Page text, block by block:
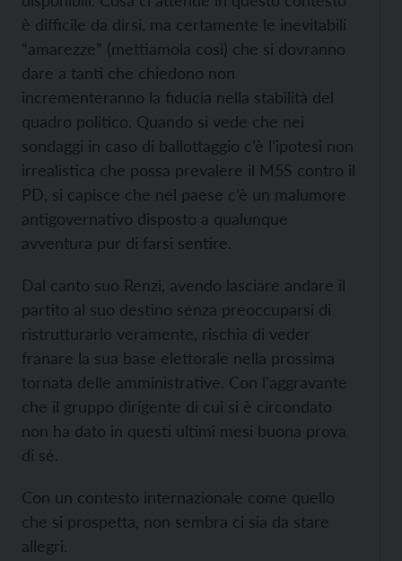
è difficile da dirsi, ma certamente le inevitabili
“amarezze” (mettiamola così) che si dovranno
dare a tanti che chiedono non
incrementeranno la fiducia nella stabilità del
quadro politico. Quando si vede che nei
sondaggi in caso di ballottaggio c’è l’ipotesi non
irrealistica che possa prevalere il M5S contro il
PD, si capisce che nel paese c’è un malumore
antigovernativo disposto a qualunque
avventura pur di farsi sentire.
Dal canto suo Renzi, avendo lasciare andare il
partito al suo destino senza preoccuparsi di
ristrutturarlo veramente, rischia di veder
franare la sua base elettorale nella prossima
tornata delle amministrative. Con l’aggravante
che il gruppo dirigente di cui si è circondato
non ha dato in questi ultimi mesi buona prova
di sé.
Con un contesto internazionale come quello
che si prospetta, non sembra ci sia da stare
allegri.